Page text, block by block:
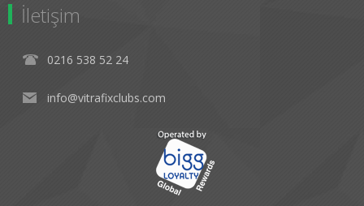
İletişim
0216 538 52 24
info@vitrafixclubs.com